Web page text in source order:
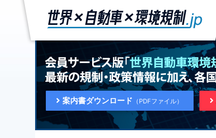
案内書ダウンロード （PDFファイル）